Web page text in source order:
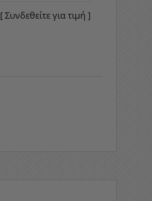
[ Συνδεθείτε για τιμή ]